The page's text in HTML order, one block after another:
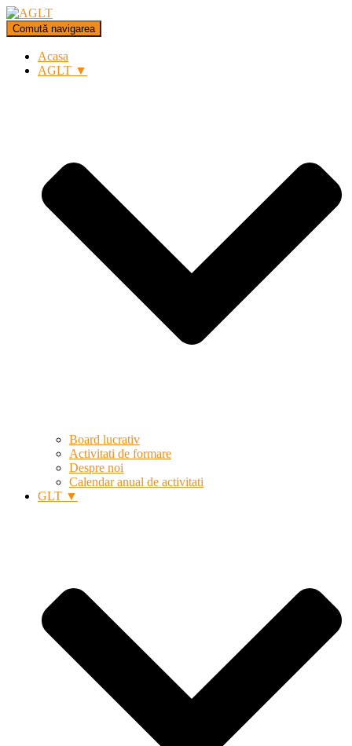
Comută navigarea
Acasa
AGLT ▼
Board lucrativ
Activitati de formare
Despre noi
Calendar anual de activitati
GLT ▼